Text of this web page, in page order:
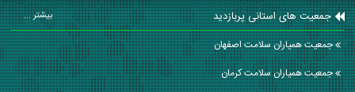
جمعیت های استانی پربازدید بیشتر ...
جمعیت همیاران سلامت اصفهان
جمعیت همیاران سلامت كرمان